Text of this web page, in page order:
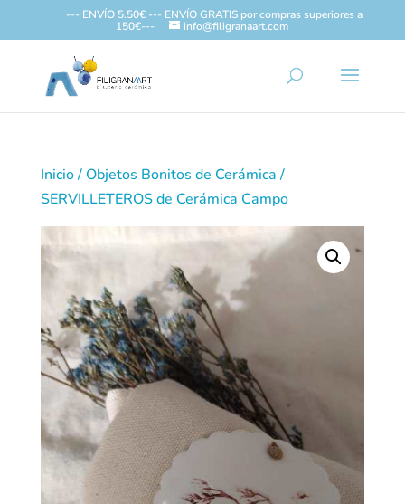
--- ENVÍO 5.50€ --- ENVÍO GRATIS por compras superiores a
150€---
info@filigranaart.com
Inicio/ Objetos Bonitos de Cerámica /
SERVILLETEROS de Cerámica Campo